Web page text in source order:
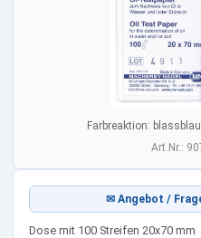
Farbreaktion:
Art.Nr.:
✉ Angebot /
Dose mit 100 Streifen 20x70 mm